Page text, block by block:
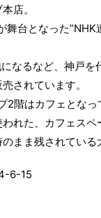
店。
舞台となった
なるなど、神戸を
されています。
階はカフェとなっ
れた、カフェスペ
まま残されている
6-15